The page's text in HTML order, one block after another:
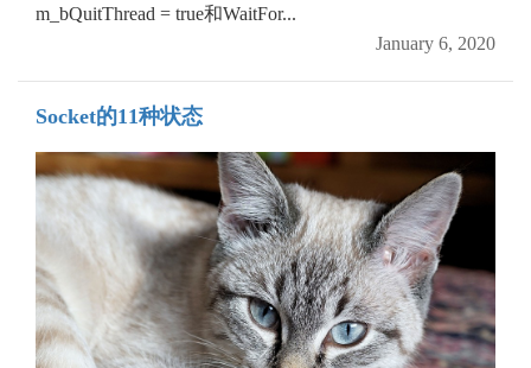
m_bQuitThread = true和WaitFor...
January 6, 2020
Socket的11种状态